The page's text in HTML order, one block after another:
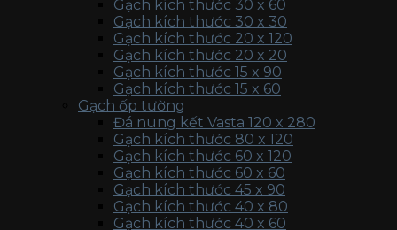
Gạch kích thước 30 x 60
Gạch kích thước 30 x 30
Gạch kích thước 20 x 120
Gạch kích thước 20 x 20
Gạch kích thước 15 x 90
Gạch kích thước 15 x 60
Gạch ốp tường
Đá nung kết Vasta 120 x 280
Gạch kích thước 80 x 120
Gạch kích thước 60 x 120
Gạch kích thước 60 x 60
Gạch kích thước 45 x 90
Gạch kích thước 40 x 80
Gạch kích thước 40 x 60